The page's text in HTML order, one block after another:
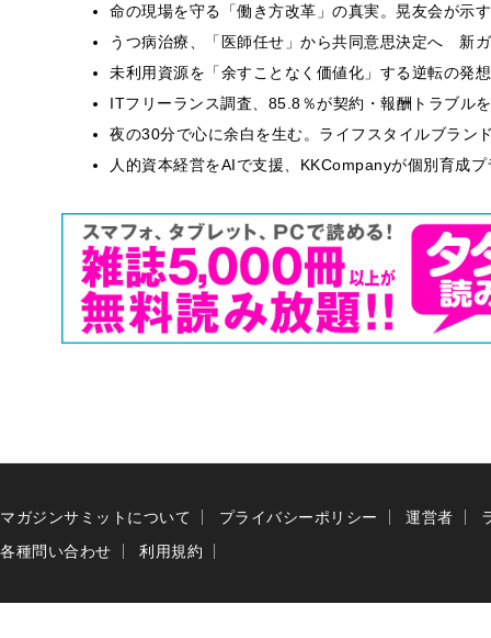
命の現場を守る「働き方改革」の真実。晃友会が示
うつ病治療、「医師任せ」から共同意思決定へ 新
未利用資源を「余すことなく価値化」する逆転の発
ITフリーランス調査、85.8％が契約・報酬トラブ
夜の30分で心に余白を生む。ライフスタイルブラン
人的資本経営をAIで支援、KKCompanyが個別育成
マガジンサミットについて プライバシーポリシー 運営者
各種問い合わせ
利用規約